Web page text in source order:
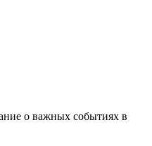
о важных событиях в